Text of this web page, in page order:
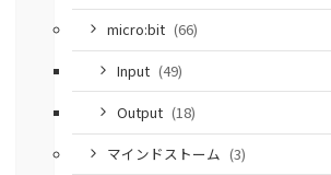
micro:bit (66)
Input (49)
Output (18)
マインドストーム (3)